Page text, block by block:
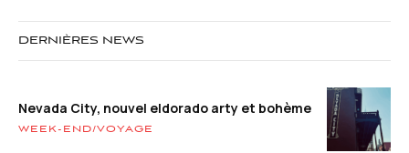
DERNIÈRES NEWS
Nevada City, nouvel eldorado arty et bohème
WEEK-END/VOYAGE